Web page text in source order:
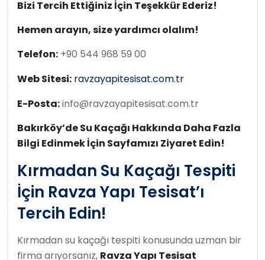
Bizi Tercih Ettiğiniz İçin Teşekkür Ederiz!
Hemen arayın, size yardımcı olalım!
Telefon: +90 544 968 59 00
Web Sitesi: ravzayapitesisat.com.tr
E-Posta:info@ravzayapitesisat.com.tr
Bakırköy’de Su Kaçağı Hakkında Daha Fazla
Bilgi Edinmek İçin Sayfamızı Ziyaret Edin!
Kırmadan Su Kaçağı Tespiti
İçin Ravza Yapı Tesisat’ı
Tercih Edin!
Kırmadan su kaçağı tespiti konusunda uzman bir
firma arıyorsanız, Ravza Yapı Tesisat